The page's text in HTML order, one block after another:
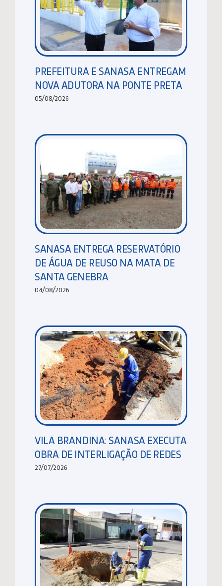
PREFEITURA E SANASA ENTREGAM
NOVA ADUTORA NA PONTE PRETA
05/08/2026
SANASA ENTREGA RESERVATÓRIO
DE ÁGUA DE REUSO NA MATA DE
SANTA GENEBRA
04/08/2026
VILA BRANDINA: SANASA EXECUTA
OBRA DE INTERLIGAÇÃO DE REDES
27/07/2026